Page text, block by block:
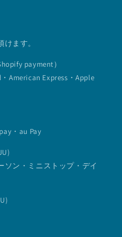
ます。
payment）
American Express・Apple
・au Pay
ソン・ミニストップ・デイ